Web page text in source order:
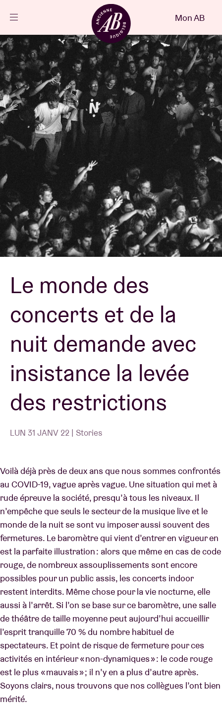
FR
Agenda
Projets
Actualités
Infos visiteurs
AB ❤ you
Location de salles
BRDCST
ABtv
Chèque-concert
À propos de l'AB
Contact
Mon AB
Le monde des
concerts et de la
nuit demande avec
insistance la levée
des restrictions
LUN 31 JANV 22 | Stories
Voilà déjà près de deux ans que nous sommes confrontés
au COVID-19, vague après vague. Une situation qui met à
rude épreuve la société, presqu’à tous les niveaux. Il
n’empêche que seuls le secteur de la musique live et le
monde de la nuit se sont vu imposer aussi souvent des
fermetures. Le baromètre qui vient d’entrer en vigueur en
est la parfaite illustration : alors que même en cas de code
rouge, de nombreux assouplissements sont encore
possibles pour un public assis, les concerts indoor
restent interdits. Même chose pour la vie nocturne, elle
aussi à l’arrêt. Si l’on se base sur ce baromètre, une salle
de théâtre de taille moyenne peut aujourd’hui accueillir
l’esprit tranquille 70 % du nombre habituel de
spectateurs. Et point de risque de fermeture pour ces
activités en intérieur « non-dynamiques » : le code rouge
est le plus « mauvais » ; il n’y en a plus d’autre après.
Soyons clairs, nous trouvons que nos collègues l’ont bien
mérité.